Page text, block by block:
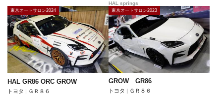
HAL springs
東京オートサロン2024
HAL GR86 ORC GROW
トヨタ | ＧＲ８６
東京オートサロン2023
GROW GR86
トヨタ | ＧＲ８６